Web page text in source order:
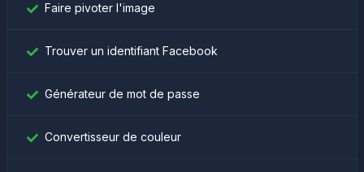
Faire pivoter l'image
Trouver un identifiant Facebook
Générateur de mot de passe
Convertisseur de couleur